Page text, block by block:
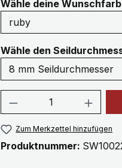
Wähle deine
Wähle den
Produkt Anzahl:
Zum Merkzettel hinzufügen
Produktnummer: